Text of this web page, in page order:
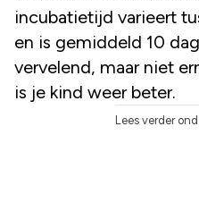
incubatietijd varieert
en is gemiddeld 10
vervelend, maar niet
is je kind weer beter.
Lees verder